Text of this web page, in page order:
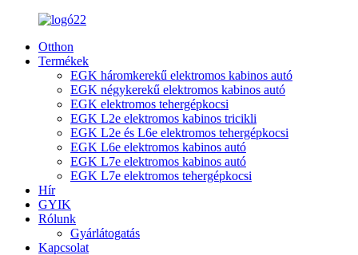
Otthon
Termékek
EGK háromkerekű elektromos kabinos autó
EGK négykerekű elektromos kabinos autó
EGK elektromos tehergépkocsi
EGK L2e elektromos kabinos tricikli
EGK L2e és L6e elektromos tehergépkocsi
EGK L6e elektromos kabinos autó
EGK L7e elektromos kabinos autó
EGK L7e elektromos tehergépkocsi
Hír
GYIK
Rólunk
Gyárlátogatás
Kapcsolat